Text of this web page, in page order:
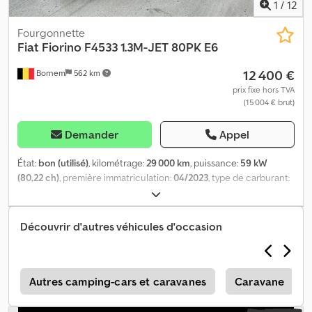
1 / 12
Bornem 562 km
Fourgonnette
Fiat Fiorino F4533 1.3M-JET 80PK E6
12 400 €
prix fixe hors TVA
(15 004 € brut)
Demander Appel
État: bon (utilisé), kilométrage:29 000 km, puissance: 59 kW
(80,22 ch), première immatriculation:04/2023, type de carburant:
, couleur:gris clair
mécanique, nombre de vitesses:5, classe d'émission:Euro 6,
nombre de sièges:2 , Année de construction:2023
, = Options et équipements
supplémentaires = - Kit mains libres - Vitres électriques à l'avant -
Airbag conducteur - Climatisation - Radio/DAB/Bluetooth =
Informations complémentaires = Nombre de portes : 4 Cabine :
simple Dkodpfouxbnfox Abasr Nombre de cylindres : 4 Cylindrée
Découvrir d'autres véhicules d'occasion
Autres camping-cars et caravanes Caravane